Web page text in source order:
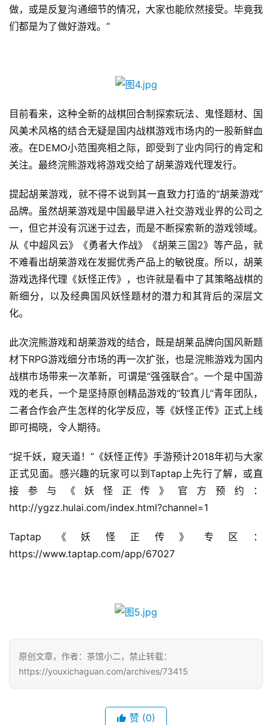
手
机
游
戏
休
游
戏
2
0
2
5
第
十
届
金
茶
奖
月
0
游
会
上
做，或是反复沟通细节的情况，大家也能欣然接受。毕竟我
们都是为了做好游戏。”
目前看来，这种全新的战棋回合制探索玩法、鬼怪题材、国
风美术风格的结合无疑是国内战棋游戏市场内的一股新鲜血
液。在DEMO小范围亮相之际，即受到了业内同行的肯定和
关注。最终浣熊游戏将游戏交给了胡莱游戏代理发行。
提起胡莱游戏，就不得不说到其一直致力打造的“胡莱游戏”
品牌。虽然胡莱游戏是中国最早进入社交游戏业界的公司之
一，但它并没有沉迷于过去，而是不断探索新的游戏领域。
从《中超风云》《勇者大作战》《胡莱三国2》等产品，就
不难看出胡莱游戏在发掘优秀产品上的敏锐度。所以，胡莱
游戏选择代理《妖怪正传》，也许就是看中了其策略战棋的
新细分，以及经典国风妖怪题材的潜力和其背后的深层文
化。
此次浣熊游戏和胡莱游戏的结合，既是胡莱品牌向国风新题
材下RPG游戏细分市场的再一次扩张，也是浣熊游戏为国内
战棋市场带来一次革新，可谓是“强强联合”。一个是中国游
戏的老兵，一个是坚持原创精品游戏的“较真儿”青年团队，
二者合作会产生怎样的化学反应，等《妖怪正传》正式上线
即可揭晓，令人期待。
“捉千妖，窥天道！”《妖怪正传》手游预计2018年初与大家
正式见面。感兴趣的玩家可以到Taptap上先行了解，或直
接参与《妖怪正传》官方预约：
http://ygzz.hulai.com/index.html?channel=1
Taptap《妖怪正传》专区：
https://www.taptap.com/app/67027
原创文章，作者：茶馆小二，禁止转载：
https://youxichaguan.com/archives/73415
赞 (0)